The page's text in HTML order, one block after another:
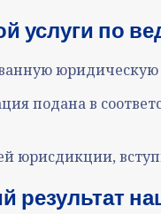
услуги по ве
юридическую
подана в
юрисдикции,